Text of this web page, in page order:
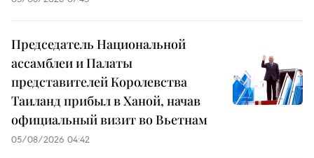
Председатель Национальной
ассамблеи и Палаты
представителей Королевства
Таиланд прибыл в Ханой, начав
официальный визит во Вьетнам
05/08/2026 04:42